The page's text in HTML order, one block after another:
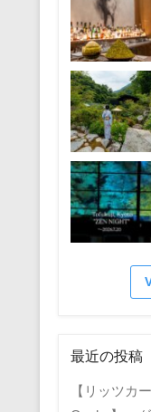
最近の投稿
【リッツカ